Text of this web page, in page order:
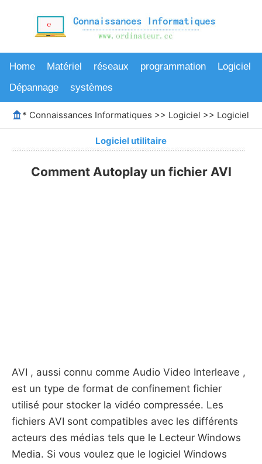
Home Matériel réseaux programmation
Logiciel
Dépannage
systèmes
* Connaissances Informatiques >> Logiciel >> Logiciel
Logiciel utilitaire
Comment Autoplay un fichier AVI
AVI , aussi connu comme Audio Video Interleave ,
est un type de format de confinement fichier
utilisé pour stocker la vidéo compressée. Les
fichiers AVI sont compatibles avec les différents
acteurs des médias tels que le Lecteur Windows
Media. Si vous voulez que le logiciel Windows